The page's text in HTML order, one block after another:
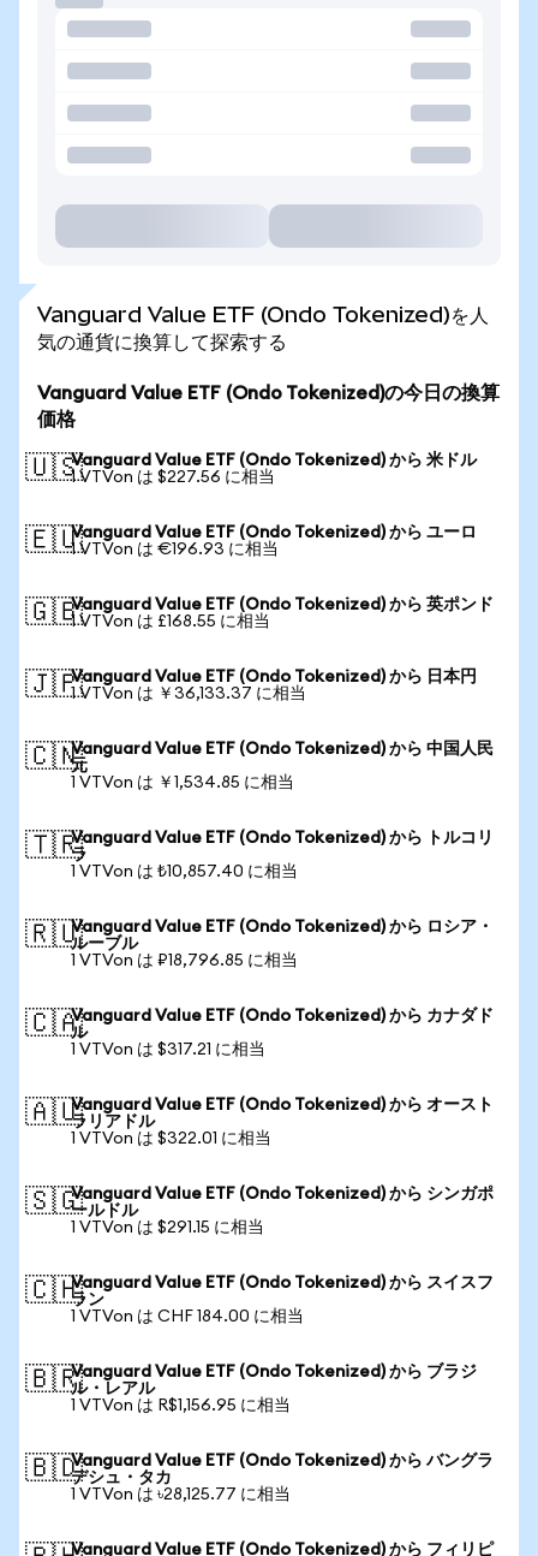
Vanguard Value ETF (Ondo Tokenized)を人
気の通貨に換算して探索する
Vanguard Value ETF (Ondo Tokenized)の今日の換算
価格
🇺🇸Vanguard Value ETF (Ondo Tokenized) から 米ドル
1 VTVon は $227.56 に相当
🇪🇺Vanguard Value ETF (Ondo Tokenized) から ユーロ
1 VTVon は €196.93 に相当
🇬🇧Vanguard Value ETF (Ondo Tokenized) から 英ポンド
1 VTVon は £168.55 に相当
🇯🇵Vanguard Value ETF (Ondo Tokenized) から 日本円
1 VTVon は ￥36,133.37 に相当
🇨🇳Vanguard Value ETF (Ondo Tokenized) から 中国人民
元
1 VTVon は ￥1,534.85 に相当
🇹🇷Vanguard Value ETF (Ondo Tokenized) から トルコリ
ラ
1 VTVon は ₺10,857.40 に相当
🇷🇺Vanguard Value ETF (Ondo Tokenized) から ロシア・
ルーブル
1 VTVon は ₽18,796.85 に相当
🇨🇦Vanguard Value ETF (Ondo Tokenized) から カナダド
ル
1 VTVon は $317.21 に相当
🇦🇺Vanguard Value ETF (Ondo Tokenized) から オースト
ラリアドル
1 VTVon は $322.01 に相当
🇸🇬Vanguard Value ETF (Ondo Tokenized) から シンガポ
ールドル
1 VTVon は $291.15 に相当
🇨🇭Vanguard Value ETF (Ondo Tokenized) から スイスフ
ラン
1 VTVon は CHF 184.00 に相当
🇧🇷Vanguard Value ETF (Ondo Tokenized) から ブラジ
ル・レアル
1 VTVon は R$1,156.95 に相当
🇧🇩Vanguard Value ETF (Ondo Tokenized) から バングラ
デシュ・タカ
1 VTVon は ৳28,125.77 に相当
Vanguard Value ETF (Ondo Tokenized) から フィリピ